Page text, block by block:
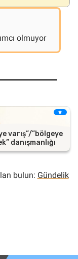
olmuyor
varış”/”bölgeye
danışmanlığı
bulun: Gündelik